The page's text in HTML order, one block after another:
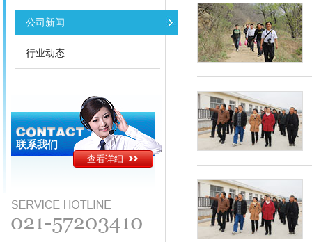
公司新闻
行业动态
查看详细
联系我们